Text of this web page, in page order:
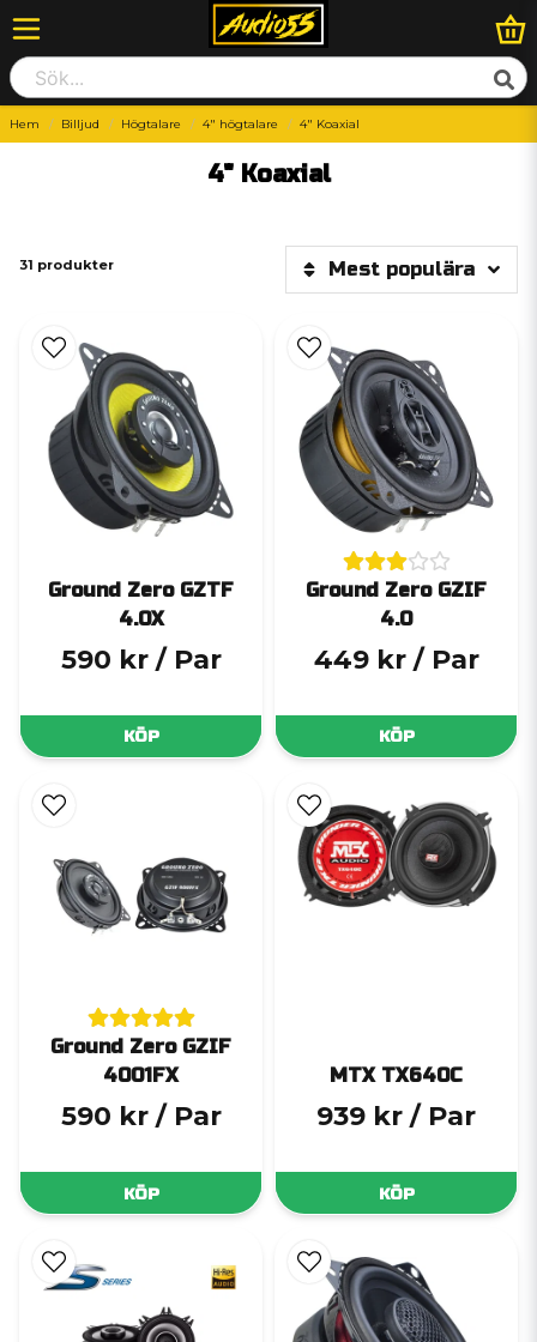
Hem Billjud Högtalare 4" högtalare 4" Koaxial
4" Koaxial
31 produkter Mest populära
Ground Zero GZTF
4.0X
590 kr / Par
KÖP
Ground Zero GZIF
4.0
449 kr / Par
KÖP
Ground Zero GZIF
4001FX
590 kr / Par
KÖP
MTX TX640C
939 kr / Par
KÖP